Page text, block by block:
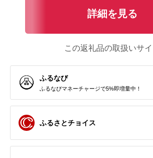
詳細を見る
この返礼品の取扱いサイ
ふるなび
ふるなびマネーチャージで5%即増量中！
ふるさとチョイス